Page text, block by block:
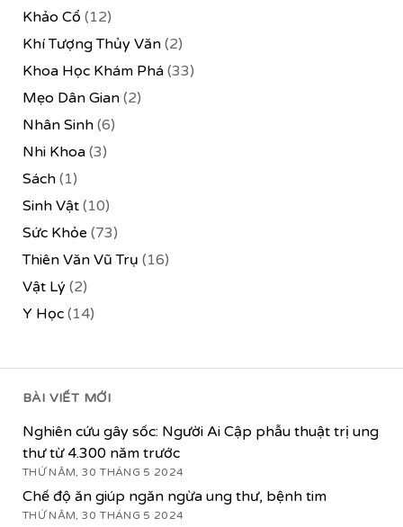
Khảo Cổ (12)
Khí Tượng Thủy Văn(2)
Khoa Học Khám Phá(33)
Mẹo Dân Gian(2)
Nhân Sinh(6)
Nhi Khoa(3)
Sách(1)
Sinh Vật(10)
Sức Khỏe (73)
Thiên Văn Vũ Trụ (16)
Vật Lý (2)
Y Học(14)
BÀI VIẾT MỚI
Nghiên cứu gây sốc: Người Ai Cập phẫu thuật trị ung
thư từ 4.300 năm trước
THỨ NĂM, 30 THÁNG 5 2024
Chế độ ăn giúp ngăn ngừa ung thư, bệnh tim
THỨ NĂM, 30 THÁNG 5 2024